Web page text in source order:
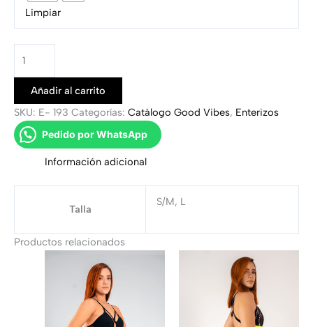
Limpiar
Añadir al carrito
SKU: E- 193 Categorías: Catálogo Good Vibes, Enterizos
Pedido por WhatsApp
Información adicional
Talla
S/M, L
Productos relacionados